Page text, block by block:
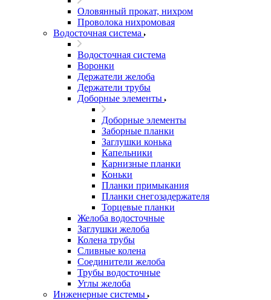
Оловянный прокат, нихром
Проволока нихромовая
Водосточная система
Водосточная система
Воронки
Держатели желоба
Держатели трубы
Доборные элементы
Доборные элементы
Заборные планки
Заглушки конька
Капельники
Карнизные планки
Коньки
Планки примыкания
Планки снегозадержателя
Торцевые планки
Желоба водосточные
Заглушки желоба
Колена трубы
Сливные колена
Соединители желоба
Трубы водосточные
Углы желоба
Инженерные системы